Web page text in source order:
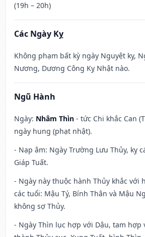
(19h – 20h)
Các Ngày Kỵ
Không phạm bất kỳ ngày Nguyệt kỵ,
Nương, Dương Công Kỵ Nhật nào.
Ngũ Hành
Ngày: Nhâm Thìn - tức Chi khắc Can
ngày hung (phạt nhật).
- Nạp âm: Ngày Trường Lưu Thủy, kỵ
Giáp Tuất.
- Ngày này thuộc hành Thủy khắc với
các tuổi: Mậu Tý, Bính Thân và Mậu
không sợ Thủy.
- Ngày Thìn lục hợp với Dậu, tam hợp